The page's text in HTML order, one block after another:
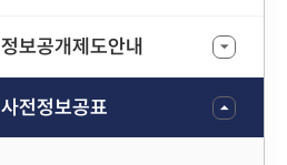
정보공개제도안내
사전정보공표